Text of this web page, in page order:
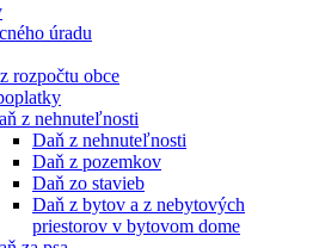
úradu
rozpočtu obce
z nehnuteľnosti
Daň z nehnuteľnosti
Daň z pozemkov
Daň zo stavieb
Daň z bytov a z nebytových
priestorov v bytovom dome